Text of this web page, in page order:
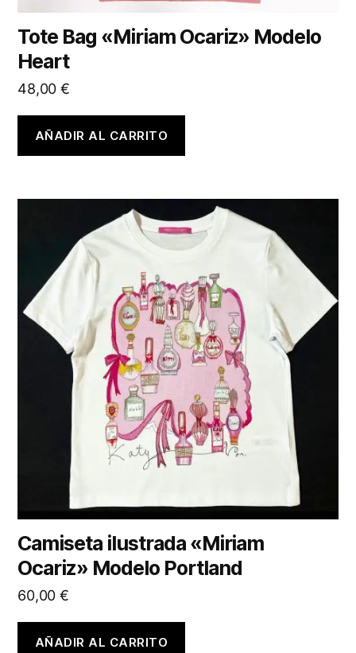
Tote Bag «Miriam Ocariz» Modelo
Heart
48,00 €
AÑADIR AL CARRITO
Camiseta ilustrada «Miriam
Ocariz» Modelo Portland
60,00 €
AÑADIR AL CARRITO